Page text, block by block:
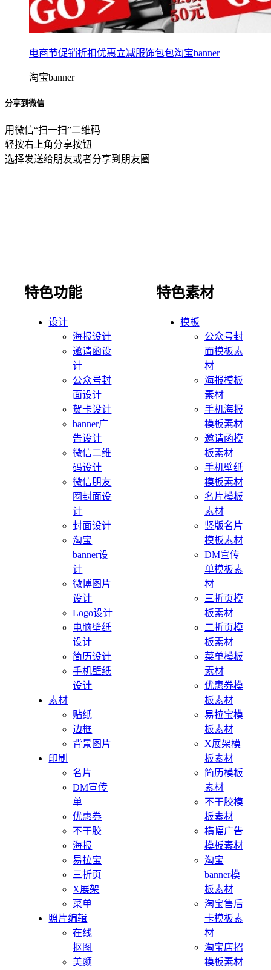
电商节促销折扣优惠立减服饰包包淘宝banner
淘宝banner
分享到微信
用微信“扫一扫”二维码
轻按右上角分享按钮
选择发送给朋友或者分享到朋友圈
特色功能
设计
海报设计
邀请函设
计
公众号封
面设计
贺卡设计
banner广
告设计
微信二维
码设计
微信朋友
圈封面设
计
封面设计
淘宝
banner设
计
微博图片
设计
Logo设计
电脑壁纸
设计
简历设计
手机壁纸
设计
素材
贴纸
边框
背景图片
印刷
名片
DM宣传
单
优惠券
不干胶
海报
易拉宝
三折页
X展架
菜单
照片编辑
在线
抠图
美颜
特色素材
模板
公众号封
面模板素
材
海报模板
素材
手机海报
模板素材
邀请函模
板素材
手机壁纸
模板素材
名片模板
素材
竖版名片
模板素材
DM宣传
单模板素
材
三折页模
板素材
二折页模
板素材
菜单模板
素材
优惠券模
板素材
易拉宝模
板素材
X展架模
板素材
简历模板
素材
不干胶模
板素材
横幅广告
模板素材
淘宝
banner模
板素材
淘宝售后
卡模板素
材
淘宝店招
模板素材